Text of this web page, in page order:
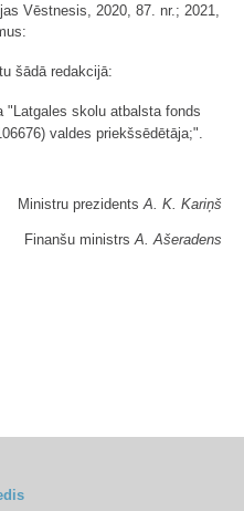
Vēstnesis, 2020, 87. nr.; 2021,
šādā redakcijā:
"Latgales skolu atbalsta fonds
valdes priekšsēdētāja;".
Ministru prezidents A. K. Kariņš
Finanšu ministrs A. Ašeradens